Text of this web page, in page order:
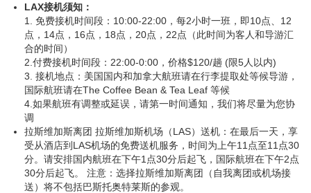
LAX接机须知：
1. 免费接机时间段：10:00-22:00，每2小时一班，即10点、12
点，14点，16点，18点，20点，22点（此时间为客人和导游汇
合的时间）
2.付费接机时间段：22:00-0:00，价格$120/趟 (限5人以内)
3. 接机地点：美国国内和加拿大航班请在行李提取处等候导游，
国际航班请在The Coffee Bean & Tea Leaf 等候
4.如果航班有调整或延误，请第一时间通知，我们将尽量为您协
调
拉斯维加斯离团 拉斯维加斯机场（LAS）送机：在最后一天，享
受从酒店到LAS机场的免费送机服务，时间为上午11点至11点30
分。请安排国内航班在下午1点30分后起飞，国际航班在下午2点
30分后起飞。 注意：选择拉斯维加斯离团（自我离团或机场接
送）将不包括巴斯托奥特莱斯的参观。